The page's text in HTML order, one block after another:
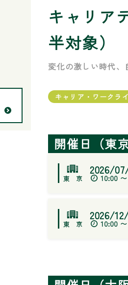
キャリア
半対象）
変化の激しい時代、
キャリア・ワークラ
開催日（東
2026/
10:00
2026/
10:00